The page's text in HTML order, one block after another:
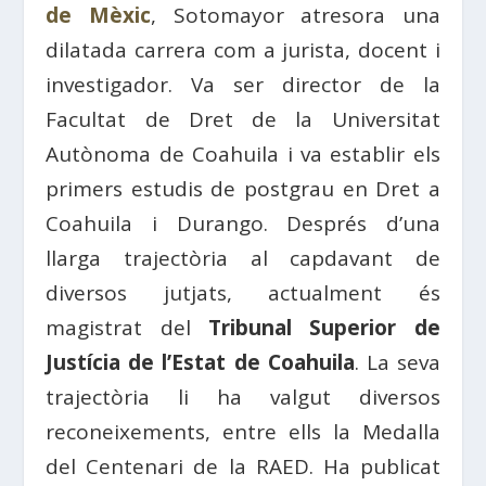
de Mèxic, Sotomayor atresora una
dilatada carrera com a jurista, docent i
investigador. Va ser director de la
Facultat de Dret de la Universitat
Autònoma de Coahuila i va establir els
primers estudis de postgrau en Dret a
Coahuila i Durango. Després d’una
llarga trajectòria al capdavant de
diversos jutjats, actualment és
magistrat del Tribunal Superior de
Justícia de l’Estat de Coahuila. La seva
trajectòria li ha valgut diversos
reconeixements, entre ells la Medalla
del Centenari de la RAED. Ha publicat